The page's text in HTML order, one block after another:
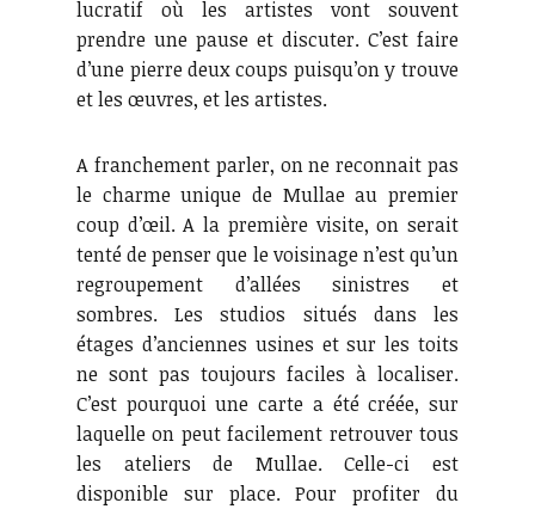
lucratif où les artistes vont souvent
prendre une pause et discuter. C’est faire
d’une pierre deux coups puisqu’on y trouve
et les œuvres, et les artistes.
A franchement parler, on ne reconnait pas
le charme unique de Mullae au premier
coup d’œil. A la première visite, on serait
tenté de penser que le voisinage n’est qu’un
regroupement d’allées sinistres et
sombres. Les studios situés dans les
étages d’anciennes usines et sur les toits
ne sont pas toujours faciles à localiser.
C’est pourquoi une carte a été créée, sur
laquelle on peut facilement retrouver tous
les ateliers de Mullae. Celle-ci est
disponible sur place. Pour profiter du